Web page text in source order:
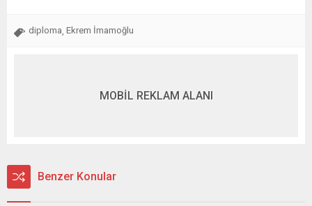
diploma Ekrem İmamoğlu
MOBİL REKLAM ALANI
Benzer Konular